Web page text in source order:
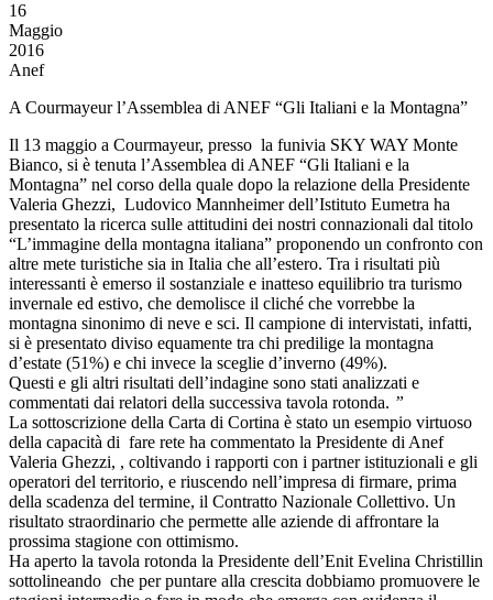
16
Maggio
2016
Anef
A Courmayeur l’Assemblea di ANEF “Gli Italiani e la Montagna”
Il 13 maggio a Courmayeur, presso la funivia SKY WAY Monte
Bianco, si è tenuta l’Assemblea di ANEF “Gli Italiani e la
Montagna” nel corso della quale dopo la relazione della Presidente
Valeria Ghezzi, Ludovico Mannheimer dell’Istituto Eumetra ha
presentato la ricerca sulle attitudini dei nostri connazionali dal titolo
“L’immagine della montagna italiana” proponendo un confronto con
altre mete turistiche sia in Italia che all’estero. Tra i risultati più
interessanti è emerso il sostanziale e inatteso equilibrio tra turismo
invernale ed estivo, che demolisce il cliché che vorrebbe la
montagna sinonimo di neve e sci. Il campione di intervistati, infatti,
si è presentato diviso equamente tra chi predilige la montagna
d’estate (51%) e chi invece la sceglie d’inverno (49%).
Questi e gli altri risultati dell’indagine sono stati analizzati e
commentati dai relatori della successiva tavola rotonda. ”
La sottoscrizione della Carta di Cortina è stato un esempio virtuoso
della capacità di fare rete ha commentato la Presidente di Anef
Valeria Ghezzi, , coltivando i rapporti con i partner istituzionali e gli
operatori del territorio, e riuscendo nell’impresa di firmare, prima
della scadenza del termine, il Contratto Nazionale Collettivo. Un
risultato straordinario che permette alle aziende di affrontare la
prossima stagione con ottimismo.
Ha aperto la tavola rotonda la Presidente dell’Enit Evelina Christillin
sottolineando che per puntare alla crescita dobbiamo promuovere le